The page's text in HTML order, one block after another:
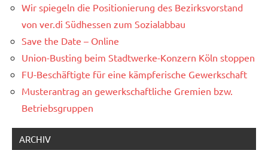
Wir spiegeln die Positionierung des Bezirksvorstand
von ver.di Südhessen zum Sozialabbau
Save the Date – Online
Union-Busting beim Stadtwerke-Konzern Köln stoppen
FU-Beschäftigte für eine kämpferische Gewerkschaft
Musterantrag an gewerkschaftliche Gremien bzw.
Betriebsgruppen
ARCHIV